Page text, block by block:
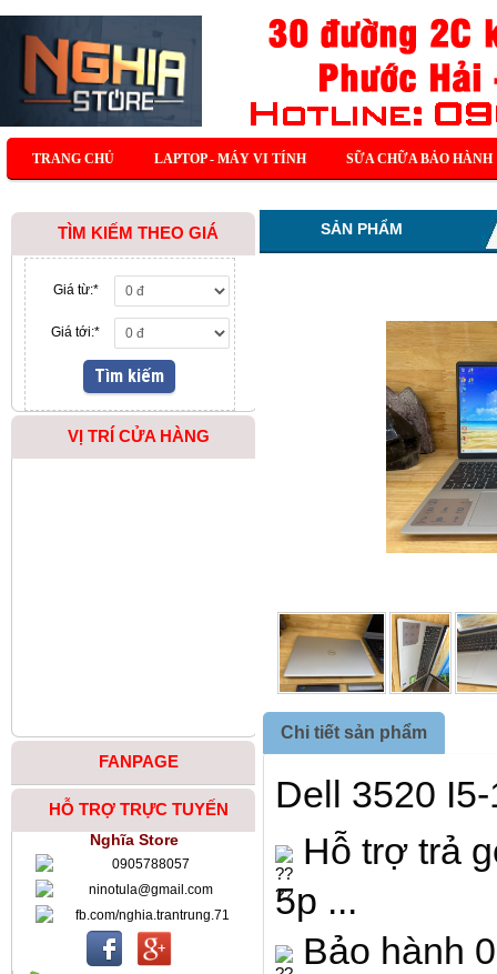
TRANG CHỦ LAPTOP - MÁY VI TÍNH SỮA CHỮA BẢO HÀNH
TÌM KIẾM THEO GIÁ
Giá từ:*
Giá tới:*
VỊ TRÍ CỬA HÀNG
FANPAGE
HỖ TRỢ TRỰC TUYẾN
Nghĩa Store
0905788057
ninotula@gmail.com
fb.com/nghia.trantrung.71
SẢN PHẨM
Chi tiết sản phẩm
Dell 3520
Hỗ trợ trả
5p ...
Bảo hành